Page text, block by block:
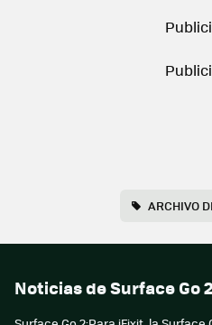
ARCHIVO
Noticias de Surface Go